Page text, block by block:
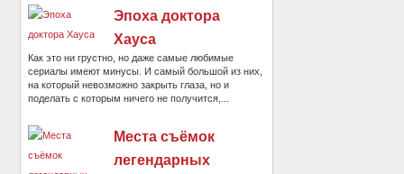
Эпоха доктора
Хауса
Как это ни грустно, но даже самые любимые
сериалы имеют минусы. И самый большой из них,
на который невозможно закрыть глаза, но и
поделать с которым ничего не получится,...
Места съёмок
легендарных